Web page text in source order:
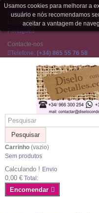
Sign in
Português
Español
Português
Contacte-nos
Telefone: (+34) 865 55 76 58
Pesquisar
Carrinho (vazio)
Sem produtos
Calculando ! Envio
0,00 € Total:
Encomendar
Usamos cookies para melhorar a
usuário e nós recomendamos
aceitar a vantagem de